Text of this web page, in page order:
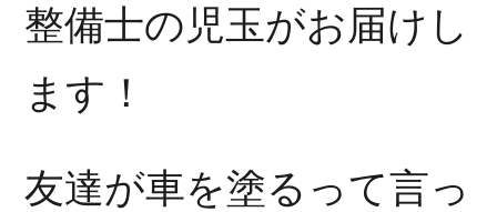
整備士の児玉がお届けし
ます！
友達が車を塗るって言っ